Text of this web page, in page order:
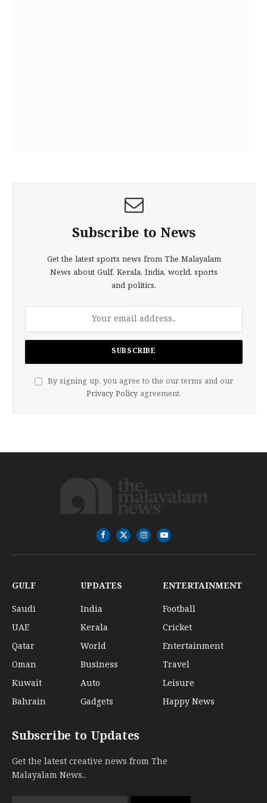
Subscribe to News
Get the latest sports news from The Malayalam
News about Gulf, Kerala, India, world, sports
and politics.
By signing up, you agree to the our terms and our
Privacy Policy agreement.
Facebook
X
(Twitter)
InstagramYouTube
GULF
Saudi
UAE
Qatar
Oman
Kuwait
Bahrain
UPDATES
India
Kerala
World
Business
Auto
Gadgets
ENTERTAINMENT
Football
Cricket
Entertainment
Travel
Leisure
Happy News
Subscribe to Updates
Get the latest creative news from The
Malayalam News..